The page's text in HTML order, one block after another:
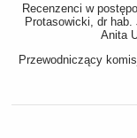
Recenzenci w
Protasowicki, dr hab.
Anita
Przewodniczący